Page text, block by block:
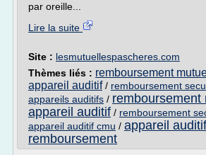
par oreille...
Lire la suite
Site : lesmutuellespascheres.com
Thèmes liés : remboursement
appareil auditif/ remboursement
appareils auditifs / remboursement
appareil auditif / remboursement
appareil auditif cmu / appareil
remboursement